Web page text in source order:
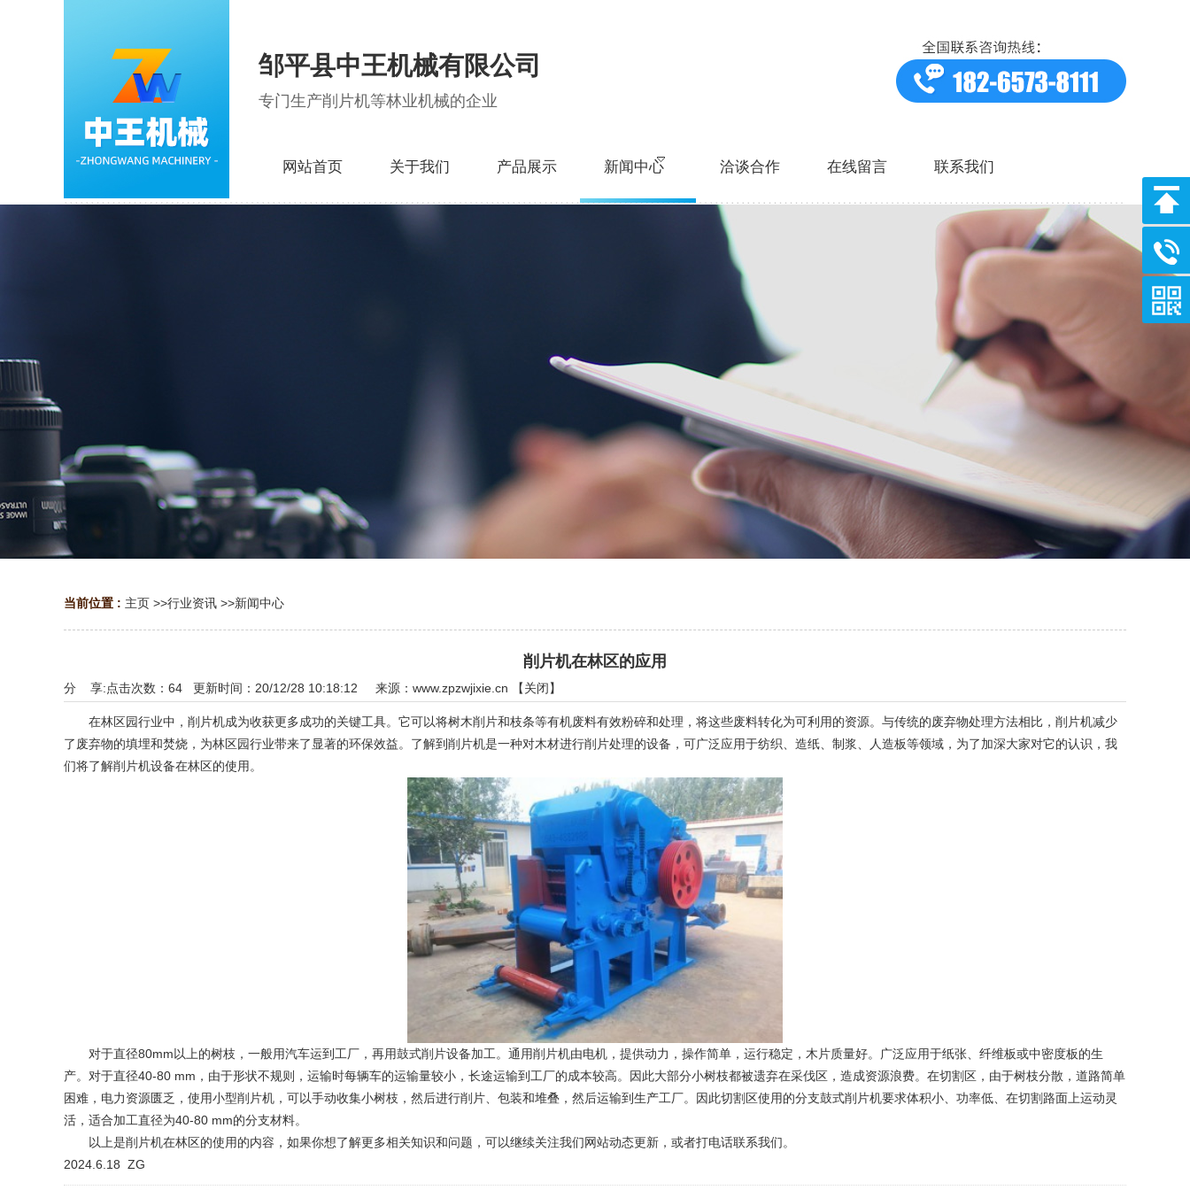
邹平县中王机械有限公司
专门生产削片机等林业机械的企业
网站首页 关于我们 产品展示 新闻中心 洽谈合作 在线留言 联系我们
当前位置 : 主页 >>行业资讯 >>新闻中心
削片机在林区的应用
点击次数： 64 更新时间：20/12/28 10:18:12 来源： www.zpzwjixie.cn 【关闭】
分 享:
在林区园行业中，削片机成为收获更多成功的关键工具。它可以将树木削片和枝条等有机废料有效粉碎和处理，将这些废料转化为可利用的资源。与传统的废弃物处理方法相比，削片机减少
了废弃物的填埋和焚烧，为林区园行业带来了显著的环保效益。了解到削片机是一种对木材进行削片处理的设备，可广泛应用于纺织、造纸、制浆、人造板等领域，为了加深大家对它的认识，我
们将了解削片机设备在林区的使用。
对于直径80mm以上的树枝，一般用汽车运到工厂，再用鼓式削片设备加工。通用削片机由电机，提供动力，操作简单，运行稳定，木片质量好。广泛应用于纸张、纤维板或中密度板的生
产。对于直径40-80 mm，由于形状不规则，运输时每辆车的运输量较小，长途运输到工厂的成本较高。因此大部分小树枝都被遗弃在采伐区，造成资源浪费。在切割区，由于树枝分散，道路简单
困难，电力资源匮乏，使用小型削片机，可以手动收集小树枝，然后进行削片、包装和堆叠，然后运输到生产工厂。因此切割区使用的分支鼓式削片机要求体积小、功率低、在切割路面上运动灵
活，适合加工直径为40-80 mm的分支材料。
以上是削片机在林区的使用的内容，如果你想了解更多相关知识和问题，可以继续关注我们网站动态更新，或者打电话联系我们。
2024.6.18 ZG